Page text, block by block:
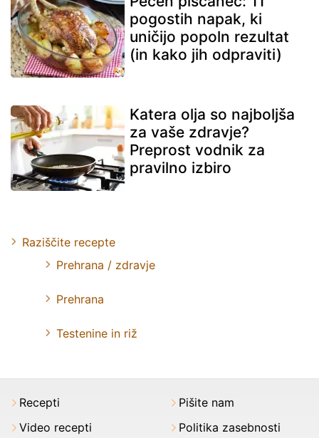
pogostih napak, ki
uničijo popoln rezultat
(in kako jih odpraviti)
Katera olja so najboljša
za vaše zdravje?
Preprost vodnik za
pravilno izbiro
Raziščite recepte
Prehrana / zdravje
Prehrana
Testenine in riž
Recepti
Video recepti
Pišite nam
Politika zasebnosti